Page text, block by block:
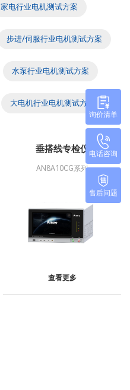
家电行业电机测试方案
步进/伺服行业电机测试方案
水泵行业电机测试方案
大电机行业电机测试方案
垂搭线专检仪
AN8A10CG系列
查看更多
询价清单
电话咨询
售后问题